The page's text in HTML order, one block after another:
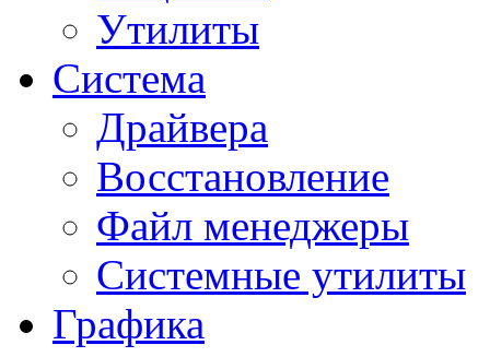
Утилиты
Система
Драйвера
Восстановление
Файл менеджеры
Системные утилиты
Графика